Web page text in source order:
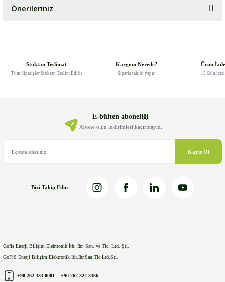
Önerileriniz
Ürün bilgilerinde hatalar bulunuyor.
Ürün fiyatı diğer sitelerden daha pahalı.
Stoktan Teslimat
Tüm Siparişler Stoktan Teslim Edilir
Kargom Nerede?
Sipariş takibi yapın
Ürün
15 Gün
E-bülten aboneliği
Abone olun indirimleri kaçırmayın.
Kayıt Ol
Bizi Takip Edin
Gofis Enerji Bilişim Elektronik İth. İhr. San. ve Tic. Ltd. Şti.
GoFiS Enerji Bilişim Elektronik Ith.Ihr.San.Tic.Ltd.Sti.
+90 262 333 0001 - +90 262 322 3366